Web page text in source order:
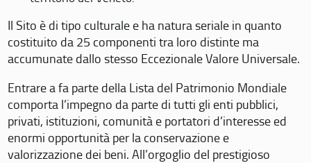
Il Sito è di tipo culturale e ha natura seriale in quanto
costituito da 25 componenti tra loro distinte ma
accumunate dallo stesso Eccezionale Valore Universale.
Entrare a fa parte della Lista del Patrimonio Mondiale
comporta l’impegno da parte di tutti gli enti pubblici,
privati, istituzioni, comunità e portatori d’interesse ed
enormi opportunità per la conservazione e
valorizzazione dei beni. All’orgoglio del prestigioso